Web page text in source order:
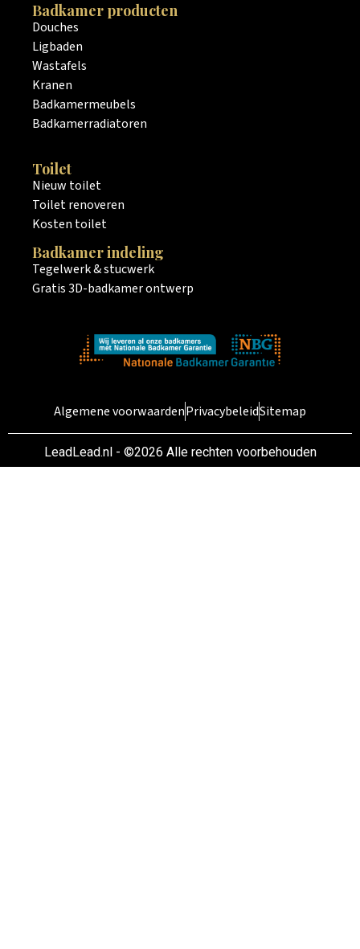
Badkamer producten
Douches
Ligbaden
Wastafels
Kranen
Badkamermeubels
Badkamerradiatoren
Toilet
Nieuw toilet
Toilet renoveren
Kosten toilet
Badkamer indeling
Tegelwerk & stucwerk
Gratis 3D-badkamer ontwerp
Algemene voorwaardenPrivacybeleidSitemap
LeadLead.nl - ©2026 Alle rechten voorbehouden